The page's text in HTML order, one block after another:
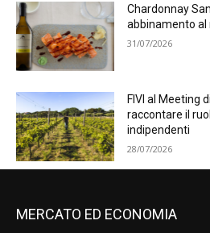
Chardonnay
abbinamento al
31/07/2026
FIVI al Meeting
raccontare il
indipendenti
28/07/2026
MERCATO ED ECONOMIA